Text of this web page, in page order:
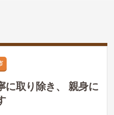
に取り除き、 親身に